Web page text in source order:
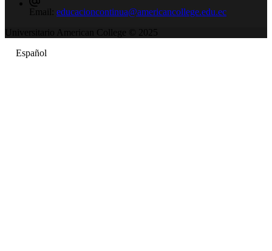
Email: educacioncontinua@americancollege.edu.ec
Universitario American College © 2025
Español